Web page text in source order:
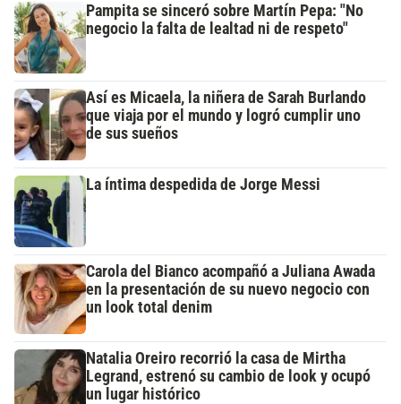
Pampita se sinceró sobre Martín Pepa: "No
negocio la falta de lealtad ni de respeto"
Así es Micaela, la niñera de Sarah Burlando
que viaja por el mundo y logró cumplir uno
de sus sueños
La íntima despedida de Jorge Messi
Carola del Bianco acompañó a Juliana Awada
en la presentación de su nuevo negocio con
un look total denim
Natalia Oreiro recorrió la casa de Mirtha
Legrand, estrenó su cambio de look y ocupó
un lugar histórico